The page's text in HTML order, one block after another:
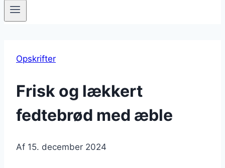
Opskrifter
Frisk og lækkert
fedtebrød med æble
Af 15. december 2024